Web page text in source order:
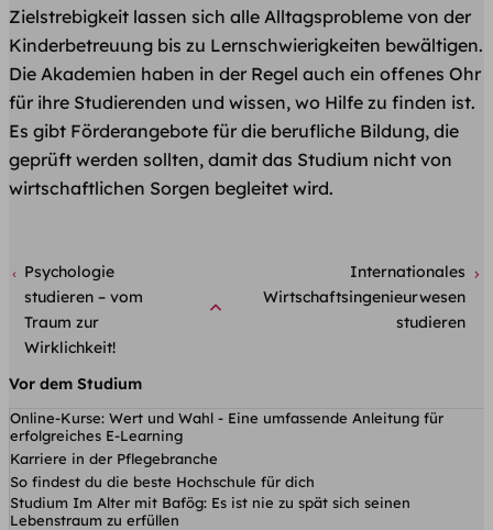
Zielstrebigkeit lassen sich alle Alltagsprobleme von der
Kinderbetreuung bis zu Lernschwierigkeiten bewältigen.
Die Akademien haben in der Regel auch ein offenes Ohr
für ihre Studierenden und wissen, wo Hilfe zu finden ist.
Es gibt Förderangebote für die berufliche Bildung, die
geprüft werden sollten, damit das Studium nicht von
wirtschaftlichen Sorgen begleitet wird.
Psychologie
studieren – vom
Traum zur
Wirklichkeit!
Internationales
Wirtschaftsingenieurwesen
studieren
Vor dem Studium
Online-Kurse: Wert und Wahl - Eine umfassende Anleitung für
erfolgreiches E-Learning
Karriere in der Pflegebranche
So findest du die beste Hochschule für dich
Studium Im Alter mit Bafög: Es ist nie zu spät sich seinen
Lebenstraum zu erfüllen